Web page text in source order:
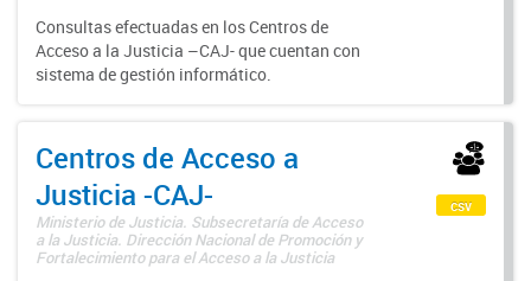
Consultas efectuadas en los Centros de
Acceso a la Justicia –CAJ- que cuentan con
sistema de gestión informático.
Centros de Acceso a
Justicia -CAJ-
Ministerio de Justicia. Subsecretaría de Acceso
a la Justicia. Dirección Nacional de Promoción y
Fortalecimiento para el Acceso a la Justicia
csv